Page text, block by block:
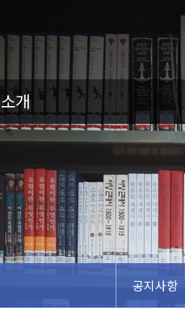
개
공지사항